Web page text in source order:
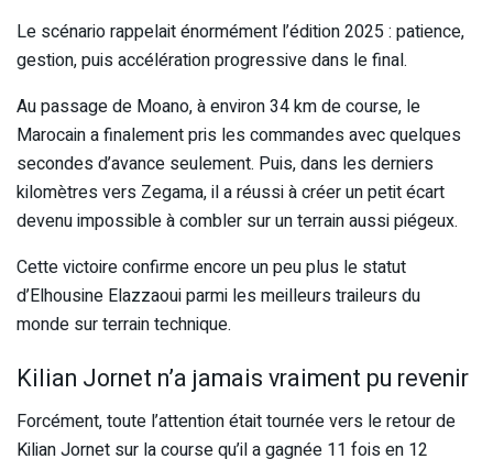
Le scénario rappelait énormément l’édition 2025 : patience,
gestion, puis accélération progressive dans le final.
Au passage de Moano, à environ 34 km de course, le
Marocain a finalement pris les commandes avec quelques
secondes d’avance seulement. Puis, dans les derniers
kilomètres vers Zegama, il a réussi à créer un petit écart
devenu impossible à combler sur un terrain aussi piégeux.
Cette victoire confirme encore un peu plus le statut
d’Elhousine Elazzaoui parmi les meilleurs traileurs du
monde sur terrain technique.
Kilian Jornet n’a jamais vraiment pu revenir
Forcément, toute l’attention était tournée vers le retour de
Kilian Jornet sur la course qu’il a gagnée 11 fois en 12